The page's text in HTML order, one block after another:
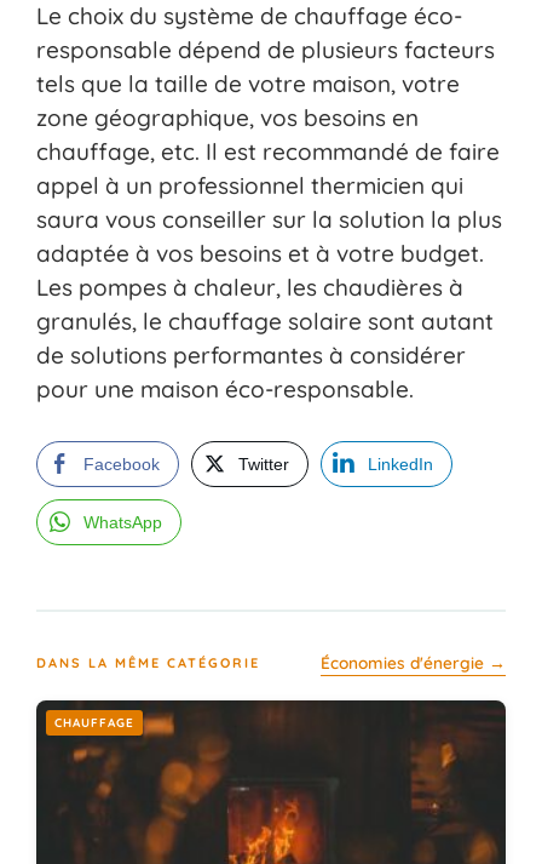
Le choix du système de chauffage éco-
responsable dépend de plusieurs facteurs
tels que la taille de votre maison, votre
zone géographique, vos besoins en
chauffage, etc. Il est recommandé de faire
appel à un professionnel thermicien qui
saura vous conseiller sur la solution la plus
adaptée à vos besoins et à votre budget.
Les pompes à chaleur, les chaudières à
granulés, le chauffage solaire sont autant
de solutions performantes à considérer
pour une maison éco-responsable.
Facebook Twitter LinkedIn
WhatsApp
DANS LA MÊME CATÉGORIE Économies d'énergie →
CHAUFFAGE